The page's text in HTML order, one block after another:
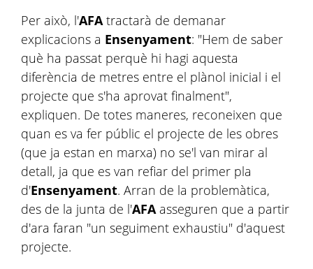
Per això, l'AFAtractarà de demanar
explicacions a Ensenyament: "Hem de saber
què ha passat perquè hi hagi aquesta
diferència de metres entre el plànol inicial i el
projecte que s'ha aprovat finalment",
expliquen. De totes maneres, reconeixen que
quan es va fer públic el projecte de les obres
(que ja estan en marxa) no se'l van mirar al
detall, ja que es van refiar del primer pla
d'Ensenyament. Arran de la problemàtica,
des de la junta de l'AFAasseguren que a partir
d'ara faran "un seguiment exhaustiu" d'aquest
projecte.